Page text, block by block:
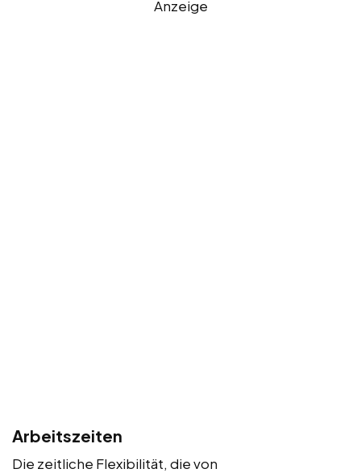
Anzeige
Arbeitszeiten
Die zeitliche Flexibilität, die von